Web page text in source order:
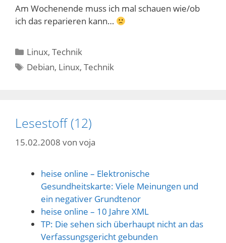
Am Wochenende muss ich mal schauen wie/ob
ich das reparieren kann…
Kategorien
Linux,Technik
Schlagwörter
Debian, Linux,Technik
Lesestoff (12)
15.02.2008 von voja
heise online – Elektronische
Gesundheitskarte: Viele Meinungen und
ein negativer Grundtenor
heise online – 10 Jahre XML
TP: Die sehen sich überhaupt nicht an das
Verfassungsgericht gebunden